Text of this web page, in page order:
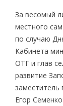
За весомый
местного
по случаю
Кабинета
ОТГ и глав
развитие
заместитель
Егор